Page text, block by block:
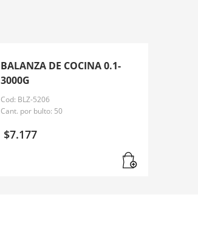
BALANZA DE COCINA 0.1-
3000G
Cod: BLZ-5206
Cant. por bulto: 50
$7.177